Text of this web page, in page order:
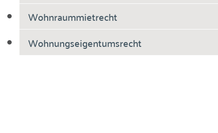
Wohnraummietrecht
Wohnungseigentumsrecht